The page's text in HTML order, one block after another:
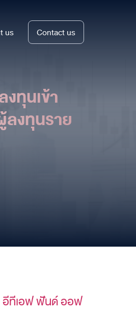
us Contact us
ทุนเข้า
งทุนราย
อีทีเอฟ ฟันด์ ออฟ